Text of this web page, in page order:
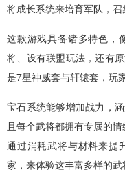
将成长系统来培育军队，召
这款游戏具备诸多特色，
将、设有联盟玩法，还有
是7星神威套与轩辕套，玩
宝石系统能够增加战力，
且每个武将都拥有专属的
通过消耗武将与材料来提
家，来体验这丰富多样的武